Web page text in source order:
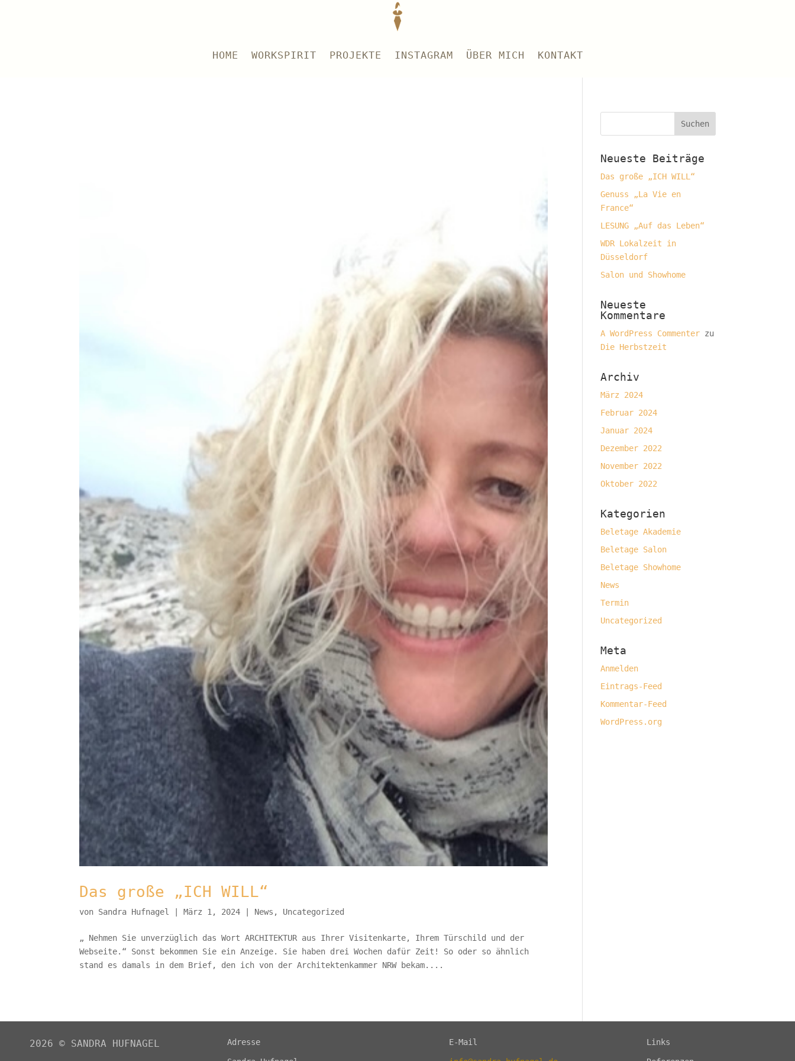
HOME WORKSPIRIT PROJEKTE INSTAGRAM ÜBER MICH KONTAKT
Das große „ICH WILL“
von Sandra Hufnagel |März 1, 2024 | News , Uncategorized
„ Nehmen Sie unverzüglich das Wort ARCHITEKTUR aus Ihrer Visitenkarte, Ihrem Türschild und der
Webseite.“ Sonst bekommen Sie ein Anzeige. Sie haben drei Wochen dafür Zeit! So oder so ähnlich
stand es damals in dem Brief, den ich von der Architektenkammer NRW bekam....
Neueste Beiträge
Das große „ICH WILL“
Genuss „La Vie en
France“
LESUNG „Auf das Leben“
WDR Lokalzeit in
Düsseldorf
Salon und Showhome
Neueste
Kommentare
A WordPress Commenter zu
Die Herbstzeit
Archiv
März 2024
Februar 2024
Januar 2024
Dezember 2022
November 2022
Oktober 2022
Kategorien
Beletage Akademie
Beletage Salon
Beletage Showhome
News
Termin
Uncategorized
Meta
Anmelden
Eintrags-Feed
Kommentar-Feed
WordPress.org
2026 © SANDRA HUFNAGEL Adresse E-Mail Links